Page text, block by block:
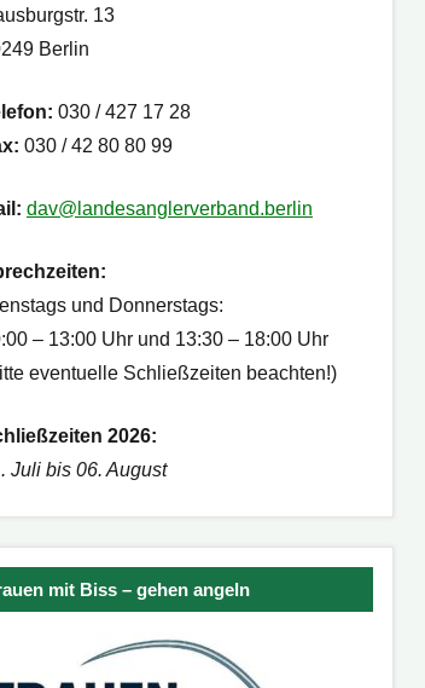
13
Berlin
030 / 427 17 28
030 / 42 80 80 99
dav@landesanglerverband.berlin
und Donnerstags:
– 13:00 Uhr und 13:30 – 18:00 Uhr
eventuelle Schließzeiten beachten!)
2026:
Juli bis 06. August
mit Biss – gehen angeln